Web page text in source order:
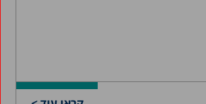
יולי 2021